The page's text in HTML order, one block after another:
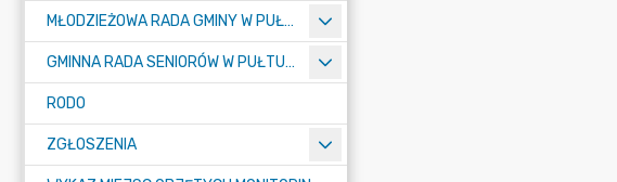
MŁODZIEŻOWA RADA GMINY W PUŁTUSKU
GMINNA RADA SENIORÓW W PUŁTUSKU
RODO
ZGŁOSZENIA